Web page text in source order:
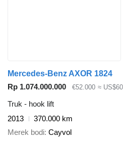
Mercedes-Benz AXOR 1824
Rp 1.074.000.000
€52.000 ≈
Truk - hook lift
2013
370.000 km
Merek bodi Cayvol